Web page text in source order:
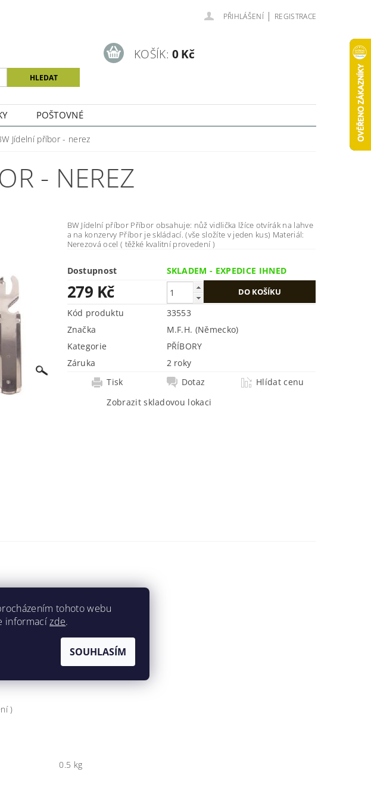
PŘIHLÁŠENÍ | REGISTRACE
KOŠÍK: 0 Kč
POŠTOVNÉ
Jídelní příbor - nerez
- NEREZ
BW Jídelní příbor Příbor obsahuje: nůž vidlička lžíce otvírák na lahve
a na konzervy Příbor je skládací. (vše složíte v jeden kus) Materiál:
Nerezová ocel ( těžké kvalitní provedení )
Dostupnost SKLADEM - EXPEDICE IHNED
279 Kč
Kód produktu
33553
Značka
M.F.H. (Německo)
Kategorie
PŘÍBORY
Záruka
2 roky
Tisk
Dotaz
Hlídat cenu
Zobrazit skladovou lokaci
)
0.5 kg
tohoto webu
informacízde.
SOUHLASÍM